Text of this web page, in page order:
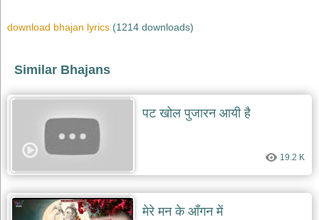
भजन
दुर्गा
durga
भजन
ganesh
राम
भजन
download bhajan lyrics (1214 downloads)
Similar Bhajans
पट खोल पुजारन आयी है
19.2 K
मेरे मन के आँगन में